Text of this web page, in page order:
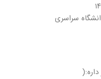
سراسری